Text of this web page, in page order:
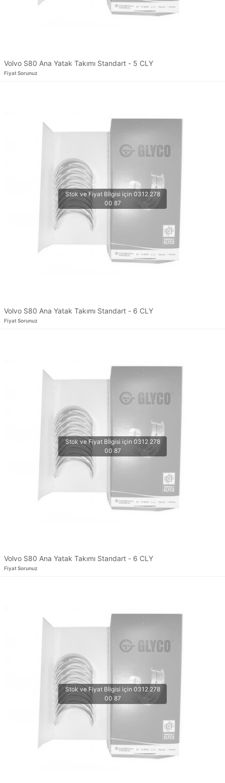
Volvo S80 Ana Yatak Takımı Standart - 5 CLY
Fiyat Sorunuz
Volvo S80 Ana Yatak Takımı Standart - 6 CLY
Fiyat Sorunuz
Volvo S80 Ana Yatak Takımı Standart - 6 CLY
Fiyat Sorunuz